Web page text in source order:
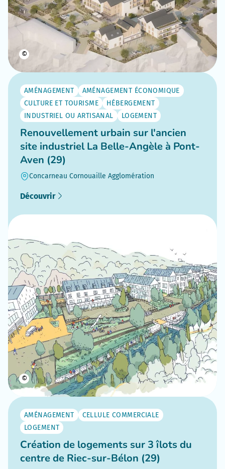
©
AMÉNAGEMENT
AMÉNAGEMENT ÉCONOMIQUE
CULTURE ET TOURISME
HÉBERGEMENT
INDUSTRIEL OU ARTISANAL
LOGEMENT
Renouvellement urbain sur l'ancien
site industriel La Belle-Angèle à Pont-
Aven (29)
Concarneau Cornouaille Agglomération
Découvrir
©
AMÉNAGEMENT
CELLULE COMMERCIALE
LOGEMENT
Création de logements sur 3 îlots du
centre de Riec-sur-Bélon (29)